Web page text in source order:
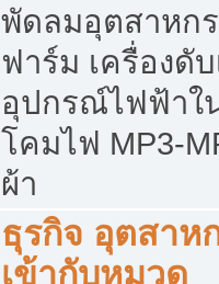
พัดลมอุตสาหก
ฟาร์ม เครื่องดั
อุปกรณ์ไฟฟ้าใ
โคมไฟ MP3-
ผ้า
ธุรกิจ อุตสาห
เข้ากับหมวด